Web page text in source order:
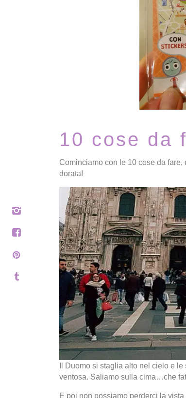
10 cose da
Cominciamo con le 10 cose da fare,
dorata!
Il Duomo si staglia alto nel cielo e
ventosa. Saliamo sulla cima…che
E poi non possiamo perderci la